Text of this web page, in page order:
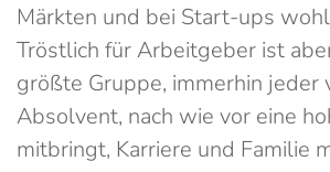
Märkten und bei Start-ups
Tröstlich für Arbeitgeber ist
größte Gruppe, immerhin jeder
Absolvent, nach wie vor eine
mitbringt, Karriere und Familie